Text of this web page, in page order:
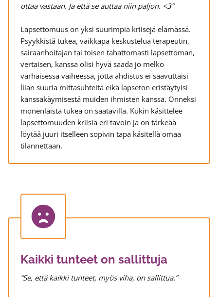
ottaa vastaan. Ja että se auttaa niin paljon. <3”
Lapsettomuus on yksi suurimpia kriisejä elämässä.
Psyykkistä tukea, vaikkapa keskustelua terapeutin,
sairaanhoitajan tai toisen tahattomasti lapsettoman,
vertaisen, kanssa olisi hyvä saada jo melko
varhaisessa vaiheessa, jotta ahdistus ei saavuttaisi
liian suuria mittasuhteita eikä lapseton eristäytyisi
kanssakäymisestä muiden ihmisten kanssa. Onneksi
monenlaista tukea on saatavilla. Kukin käsittelee
lapsettomuuden kriisiä eri tavoin ja on tärkeää
löytää juuri itselleen sopivin tapa käsitellä omaa
tilannettaan.
Kaikki tunteet on sallittuja
“Se, että kaikki tunteet, myös viha, on sallittua.”